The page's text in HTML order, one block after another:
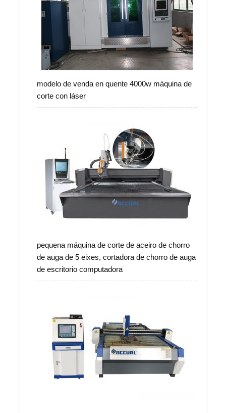
modelo de venda en quente 4000w máquina de
corte con láser
pequena máquina de corte de aceiro de chorro
de auga de 5 eixes, cortadora de chorro de auga
de escritorio computadora